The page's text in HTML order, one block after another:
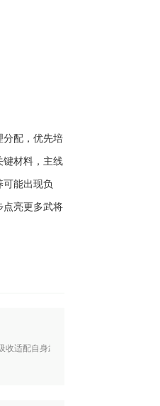
分配，优先培
键材料，主线
能出现负
点亮更多武将
适配自身武魂的第二魂环，完成魂环